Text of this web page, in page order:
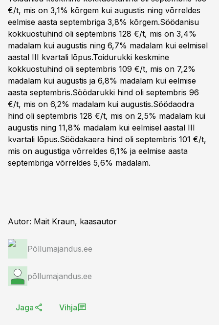
€/t, mis on 3,1% kõrgem kui augustis ning võrreldes
eelmise aasta septembriga 3,8% kõrgem.Söödanisu
kokkuostuhind oli septembris 128 €/t, mis on 3,4%
madalam kui augustis ning 6,7% madalam kui eelmisel
aastal III kvartali lõpus.Toidurukki keskmine
kokkuostuhind oli septembris 109 €/t, mis on 7,2%
madalam kui augustis ja 6,8% madalam kui eelmise
aasta septembris.Söödarukki hind oli septembris 96
€/t, mis on 6,2% madalam kui augustis.Söödaodra
hind oli septembris 128 €/t, mis on 2,5% madalam kui
augustis ning 11,8% madalam kui eelmisel aastal III
kvartali lõpus.Söödakaera hind oli septembris 101 €/t,
mis on augustiga võrreldes 6,1% ja eelmise aasta
septembriga võrreldes 5,6% madalam.
Autor: Mait Kraun, kaasautor
Põllumajandus.ee
põllumajandus.ee
Jaga Vihja